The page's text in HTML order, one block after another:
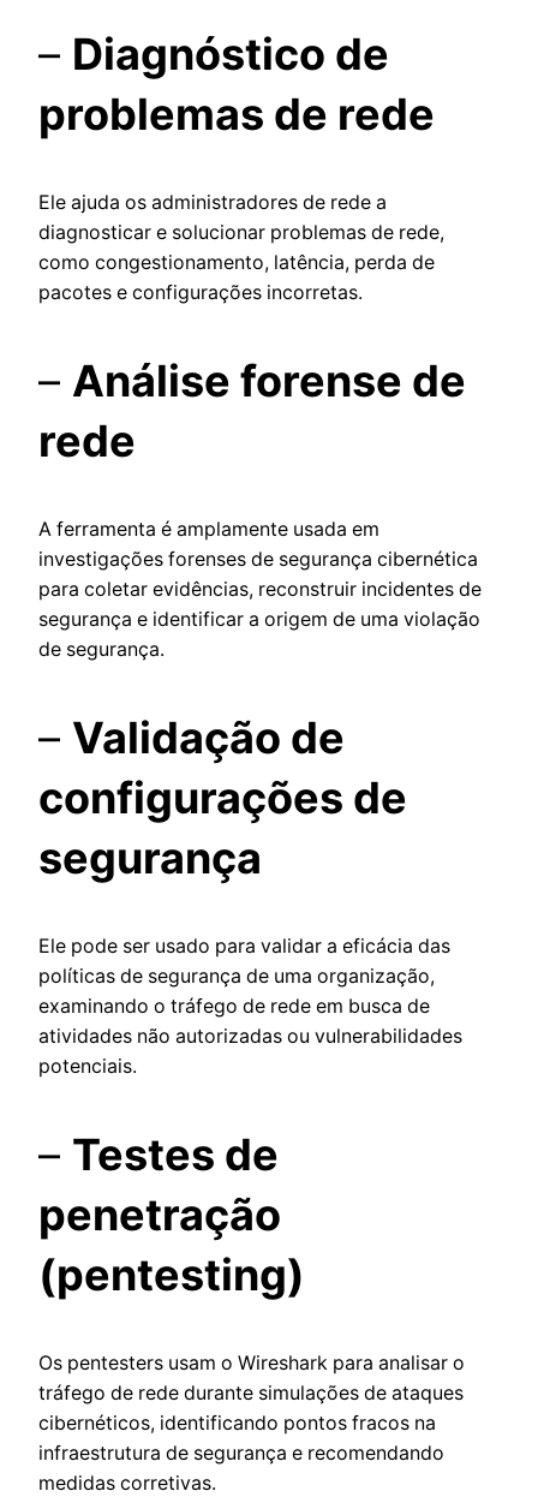
– Diagnóstico de
problemas de rede
Ele ajuda os administradores de rede a
diagnosticar e solucionar problemas de rede,
como congestionamento, latência, perda de
pacotes e configurações incorretas.
– Análise forense de
rede
A ferramenta é amplamente usada em
investigações forenses de segurança cibernética
para coletar evidências, reconstruir incidentes de
segurança e identificar a origem de uma violação
de segurança.
– Validação de
configurações de
segurança
Ele pode ser usado para validar a eficácia das
políticas de segurança de uma organização,
examinando o tráfego de rede em busca de
atividades não autorizadas ou vulnerabilidades
potenciais.
– Testes de
penetração
(pentesting)
Os pentesters usam o Wireshark para analisar o
tráfego de rede durante simulações de ataques
cibernéticos, identificando pontos fracos na
infraestrutura de segurança e recomendando
medidas corretivas.